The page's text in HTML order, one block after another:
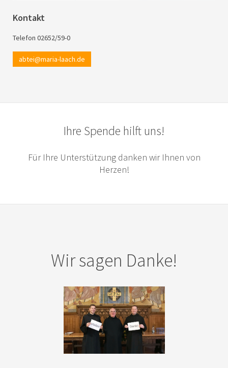
Kontakt
Telefon 02652/59-0
abtei@maria-laach.de
Ihre Spende hilft uns!
Für Ihre Unterstützung danken wir Ihnen von
Herzen!
Wir sagen Danke!